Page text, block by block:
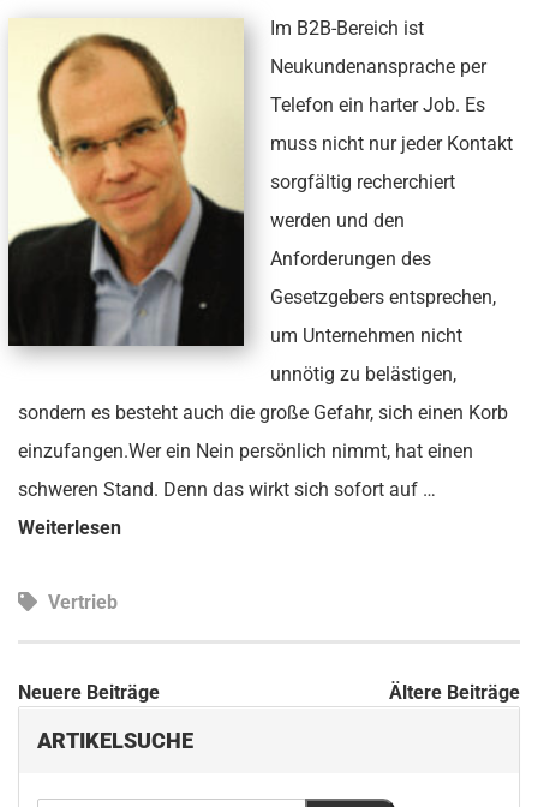
Im B2B-Bereich ist
Neukundenansprache per
Telefon ein harter Job. Es
muss nicht nur jeder Kontakt
sorgfältig recherchiert
werden und den
Anforderungen des
Gesetzgebers entsprechen,
um Unternehmen nicht
unnötig zu belästigen,
sondern es besteht auch die große Gefahr, sich einen Korb
einzufangen.Wer ein Nein persönlich nimmt, hat einen
schweren Stand. Denn das wirkt sich sofort auf …
Weiterlesen
Vertrieb
Beitragsnavigation Ältere Beiträge
Neuere Beiträge
ARTIKELSUCHE